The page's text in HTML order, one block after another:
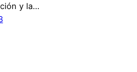
y la…